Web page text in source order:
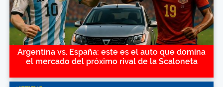
Argentina vs. España: este es el auto que domina
el mercado del próximo rival de la Scaloneta